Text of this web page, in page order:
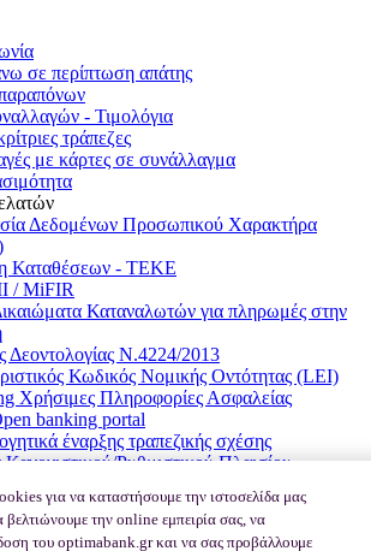
σε περίπτωση απάτης
- Τιμολόγια
τράπεζες
με κάρτες σε συνάλλαγμα
Δεδομένων Προσωπικού Χαρακτήρα
Καταθέσεων - TEKE
/ MiFIR
Καταναλωτών για πληρωμές στην
Δεοντολογίας Ν.4224/2013
Κωδικός Νομικής Οντότητας (LEI)
Χρήσιμες Πληροφορίες Ασφαλείας
banking portal
έναρξης τραπεζικής σχέσης
Κανονιστικού/Ρυθμιστικού Πλαισίου
για να καταστήσουμε την ιστοσελίδα μας
βελτιώνουμε την online εμπειρία σας, να
του optimabank.gr και να σας προβάλλουμε